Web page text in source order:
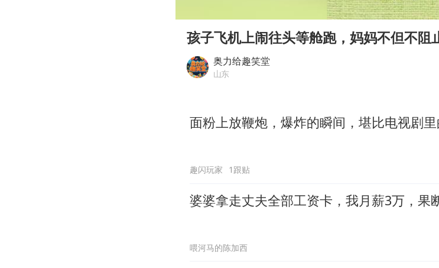
村民谈“梅姨”：叫的其实是“媒姨”
中国养老床位“三连降”
贵州轮胎子公司获美国退税8136
孩子飞机上闹往头等舱跑，妈妈不但不阻
奥力给趣笑堂
山东
面粉上放鞭炮，爆炸的瞬间，堪比电视剧里
趣闪玩家 1跟贴
婆婆拿走丈夫全部工资卡，我月薪3万，果
喂河马的陈加西